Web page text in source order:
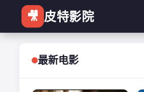
🎥 皮特影院
最新电影